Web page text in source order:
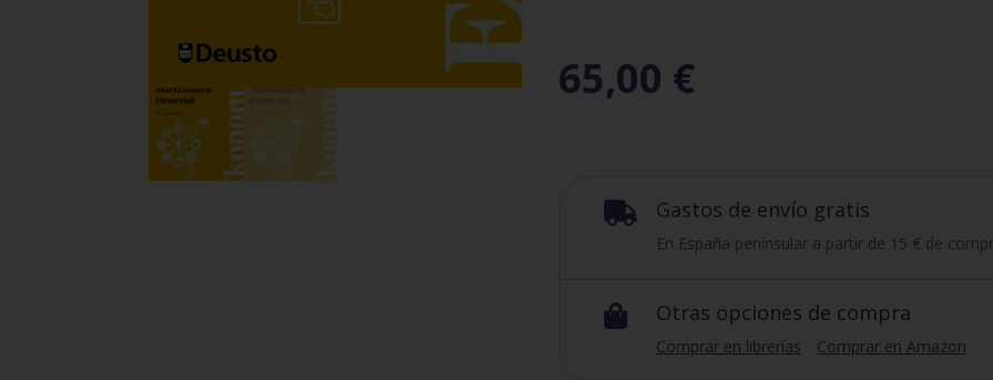
65,00 €
 Gastos de envío gratis
En España peninsular a partir de 15 € de
 Otras opciones de compra
Comprar en librerías Comprar en Amazon